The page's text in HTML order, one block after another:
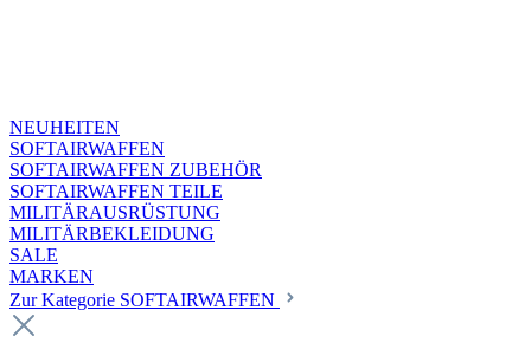
NEUHEITEN
SOFTAIRWAFFEN
SOFTAIRWAFFEN ZUBEHÖR
SOFTAIRWAFFEN TEILE
MILITÄRAUSRÜSTUNG
MILITÄRBEKLEIDUNG
SALE
MARKEN
Zur Kategorie SOFTAIRWAFFEN